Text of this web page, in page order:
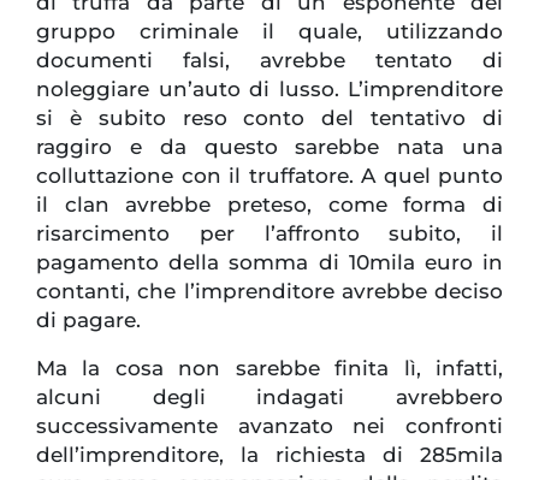
gruppo criminale il quale, utilizzando
documenti falsi, avrebbe tentato di
noleggiare un’auto di lusso. L’imprenditore
si è subito reso conto del tentativo di
raggiro e da questo sarebbe nata una
colluttazione con il truffatore. A quel punto
il clan avrebbe preteso, come forma di
risarcimento per l’affronto subito, il
pagamento della somma di 10mila euro in
contanti, che l’imprenditore avrebbe deciso
di pagare.
Ma la cosa non sarebbe finita lì, infatti,
alcuni degli indagati avrebbero
successivamente avanzato nei confronti
dell’imprenditore, la richiesta di 285mila